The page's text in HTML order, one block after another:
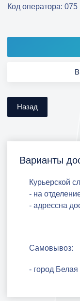
Код оператора: 075
Варианты
Курьерской
- на
- адрессна
Самовывоз:
- город